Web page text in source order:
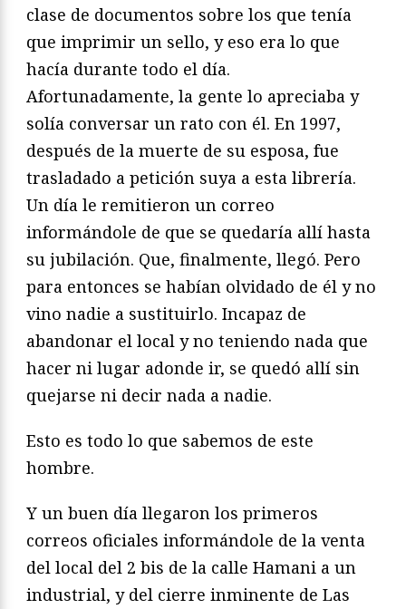
clase de documentos sobre los que tenía
que imprimir un sello, y eso era lo que
hacía durante todo el día.
Afortunadamente, la gente lo apreciaba y
solía conversar un rato con él. En 1997,
después de la muerte de su esposa, fue
trasladado a petición suya a esta librería.
Un día le remitieron un correo
informándole de que se quedaría allí hasta
su jubilación. Que, finalmente, llegó. Pero
para entonces se habían olvidado de él y no
vino nadie a sustituirlo. Incapaz de
abandonar el local y no teniendo nada que
hacer ni lugar adonde ir, se quedó allí sin
quejarse ni decir nada a nadie.
Esto es todo lo que sabemos de este
hombre.
Y un buen día llegaron los primeros
correos oficiales informándole de la venta
del local del 2 bis de la calle Hamani a un
industrial, y del cierre inminente de Las